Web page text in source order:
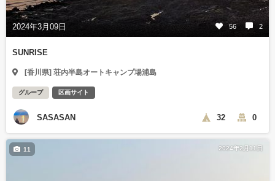
2024年3月09日 56 2
SUNRISE
[香川県] 荘内半島オートキャンプ場浦島
グループ 区画サイト
SASASAN 32 0
2024年2月11日
11